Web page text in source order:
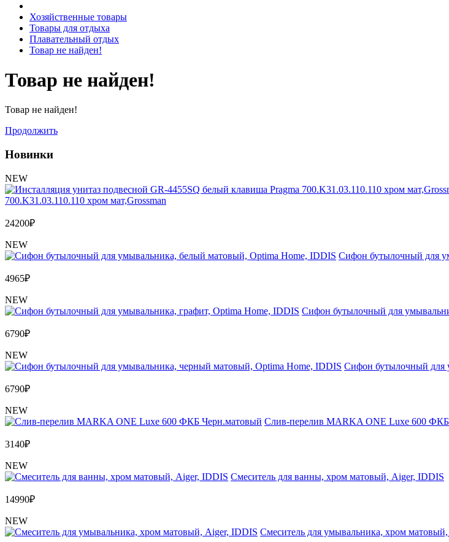
Хозяйственные товары
Товары для отдыха
Плавательный отдых
Товар не найден!
Товар не найден!
Товар не найден!
Продолжить
Новинки
NEW
700.K31.03.110.110 хром мат,Grossman
24200₽
NEW
Сифон бутылочный для
4965₽
NEW
Сифон бутылочный для
6790₽
NEW
Сифон бутылочный для
6790₽
NEW
Слив-перелив MARKA ONE Luxe 600
3140₽
NEW
Cмеситель для ванны, хром матовый, Aiger, IDDIS
14990₽
NEW
Cмеситель для умывальника, хром